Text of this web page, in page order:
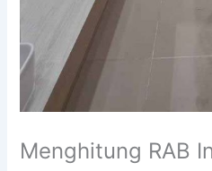
Menghitung RAB